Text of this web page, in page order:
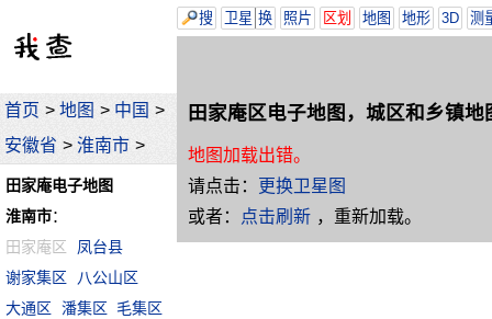
首页 > 地图 > 中国 >
安徽省 > 淮南市 >
田家庵电子地图
淮南市：
田家庵区
凤台县
谢家集区
八公山区
大通区
潘集区
毛集区
搜 卫星 换 照片 区划 地图 地形 3D 测
田家庵区电子地图，城区和乡镇地
地图加载出错。
请点击：
更换卫星图
或者：
点击刷新 ，重新加载。